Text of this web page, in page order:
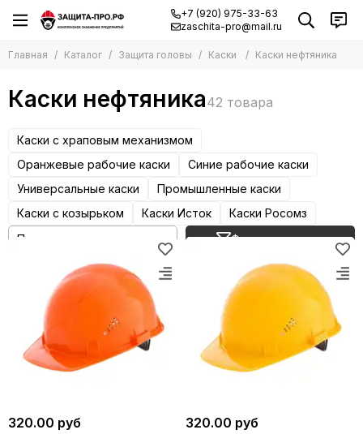
+7 (920) 975-33-63
zaschita-pro@mail.ru
Главная Каталог Защита головы Каски Каски нефтяника
Каски нефтяника
Каски с храповым механизмом
Оранжевые рабочие каски
Синие рабочие каски
Универсальные каски
Промышленные каски
Каски с козырьком
Каски Исток
Каски Росомз
Фильтр товаров
320.00 руб 320.00 руб